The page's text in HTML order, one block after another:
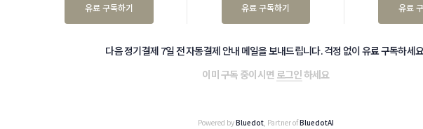
유료 구독하기 유료 구독하기 유료
다음 정기결제 7일 전 자동결제 안내 메일을 보내드립니다. 걱정 없이 유료 구독하세
이미 구독 중이시면 로그인하세요
Powered byBluedot, Partner ofBluedotAI